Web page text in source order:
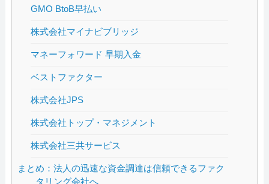
GMO BtoB早払い
株式会社マイナビブリッジ
マネーフォワード 早期入金
ベストファクター
株式会社JPS
株式会社トップ・マネジメント
株式会社三共サービス
まとめ：法人の迅速な資金調達は信頼できるファク
タリング会社へ